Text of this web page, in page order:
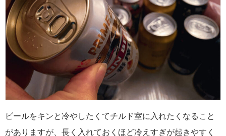
ビールをキンと冷やしたくてチルド室に入れたくなること
がありますが、長く入れておくほど冷えすぎが起きやすく